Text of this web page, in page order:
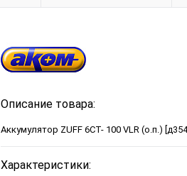
Описание товара:
Аккумулятор ZUFF 6СТ- 100 VLR (о.п.)
Характеристики: